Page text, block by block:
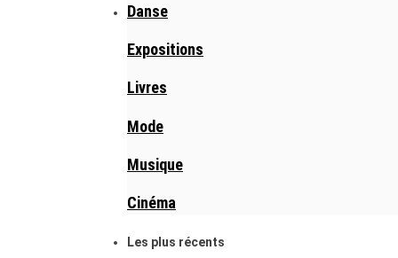
Danse
Expositions
Livres
Mode
Musique
Cinéma
Les plus récents